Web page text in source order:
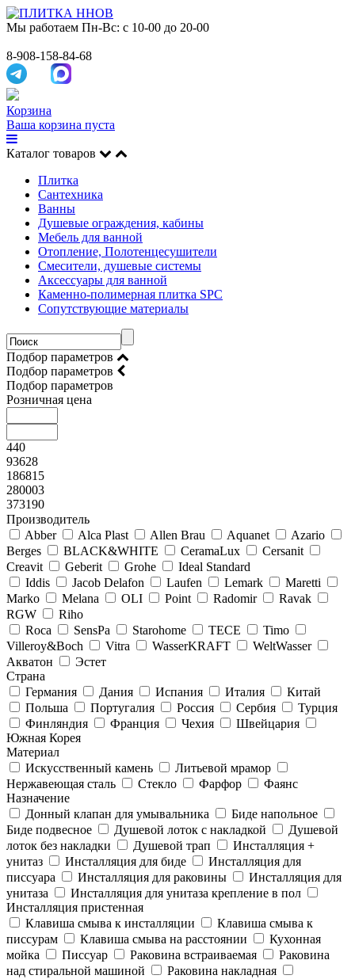
Мы работаем Пн-Вс: с 10-00 до 20-00
8-908-158-84-68
Корзина
Ваша корзина пуста
Каталог товаров
Плитка
Сантехника
Ванны
Душевые ограждения, кабины
Мебель для ванной
Отопление, Полотенцесушители
Смесители, душевые системы
Аксессуары для ванной
Каменно-полимерная плитка SPC
Сопутствующие материалы
Подбор параметров
Подбор параметров
Подбор параметров
Розничная цена
440
93628
186815
280003
373190
Производитель
Abber
Alca Plast Allen Brau Aquanet
Azario
Berges
BLACK&WHITE CeramaLux
Cersanit
Creavit
Geberit Grohe
Ideal Standard
Iddis
Jacob Delafon Laufen Lemark
Maretti
Marko
Melana OLI Point Radomir
Ravak
RGW
Riho
Roca
SensPa Starohome TECE
Timo
Villeroy&Boсh
Vitra WasserKRAFT
WeltWasser
Акватон
Эстет
Страна
Германия
Дания Испания Италия
Китай
Польша
Португалия Россия Сербия
Турция
Финляндия
Франция Чехия
Швейцария
Южная Корея
Материал
Искусственный камень
Литьевой мрамор
Нержавеющая сталь
Стекло Фарфор
Фаянс
Назначение
Донный клапан для умывальника
Биде напольное
Биде подвесное
Душевой лоток с накладкой
Душевой
лоток без накладки
Душевой трап
Инсталляция +
унитаз
Инсталляция для биде
Инсталляция для
писсуара
Инсталляция для раковины
Инсталляция для
унитаза
Инсталляция для унитаза крепление в пол
Инсталляция пристенная
Клавиша смыва к инсталляции
Клавиша смыва к
писсурам
Клавиша смыва на расстоянии
Кухонная
мойка
Писсуар Раковина встраиваемая
Раковина
над стиральной машиной
Раковина накладная